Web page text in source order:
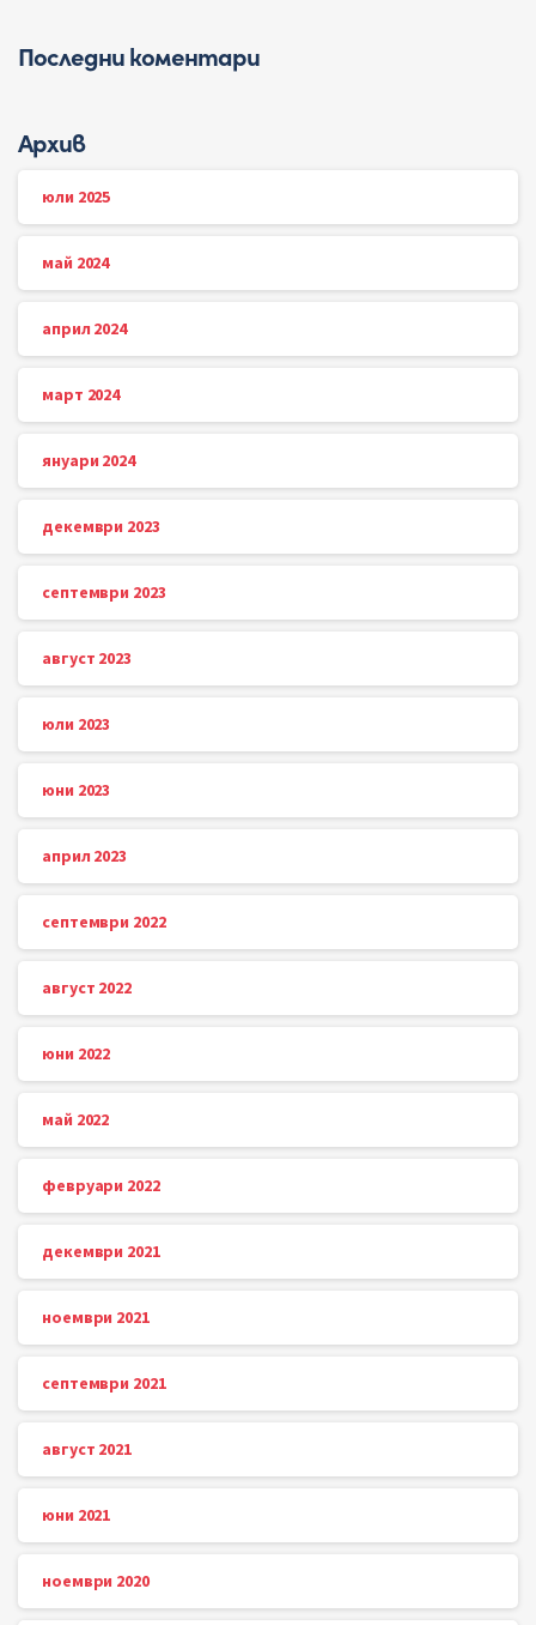
Последни коментари
Архив
юли 2025
май 2024
април 2024
март 2024
януари 2024
декември 2023
септември 2023
август 2023
юли 2023
юни 2023
април 2023
септември 2022
август 2022
юни 2022
май 2022
февруари 2022
декември 2021
ноември 2021
септември 2021
август 2021
юни 2021
ноември 2020